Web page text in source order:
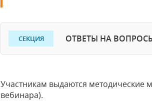
СЕКЦИЯ ОТВЕТЫ НА
Участникам выдаются методические
вебинара).